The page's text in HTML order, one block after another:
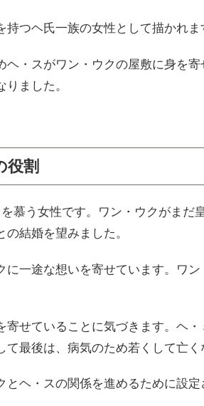
持つヘ氏一族の女性として描かれま
・スがワン・ウクの屋敷に身を寄
ました。
役割
慕う女性です。ワン・ウクがまだ
結婚を望みました。
に一途な想いを寄せています。ワ
寄せていることに気づきます。ヘ
最後は、病気のため若くして亡く
とヘ・スの関係を進めるために設定